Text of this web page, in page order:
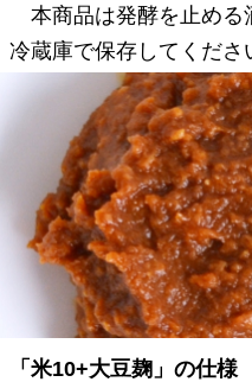
本商品は発酵を止める
冷蔵庫で保存してくださ
「米10+大豆麹」の仕様